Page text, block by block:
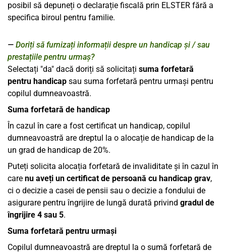
posibil să depuneți o declarație fiscală prin ELSTER fără a
specifica biroul pentru familie.
Doriți să furnizați informații despre un handicap și / sau
prestațiile pentru urmaș?
Selectați "da" dacă doriți să solicitați suma forfetară
pentru handicap sau suma forfetară pentru urmași pentru
copilul dumneavoastră.
Suma forfetară de handicap
În cazul în care a fost certificat un handicap, copilul
dumneavoastră are dreptul la o alocație de handicap de la
un grad de handicap de 20%.
Puteți solicita alocația forfetară de invaliditate și în cazul în
care nu aveți un certificat de persoană cu handicap grav,
ci o decizie a casei de pensii sau o decizie a fondului de
asigurare pentru îngrijire de lungă durată privind gradul de
îngrijire 4 sau 5.
Suma forfetară pentru urmași
Copilul dumneavoastră are dreptul la o sumă forfetară de